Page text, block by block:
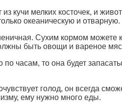
кучи мелких косточек, и
океаническую и отварную.
Сухим кормом можете
быть овощи и вареное
часам, то она будет
голод, он всегда
ему нужно много еды.